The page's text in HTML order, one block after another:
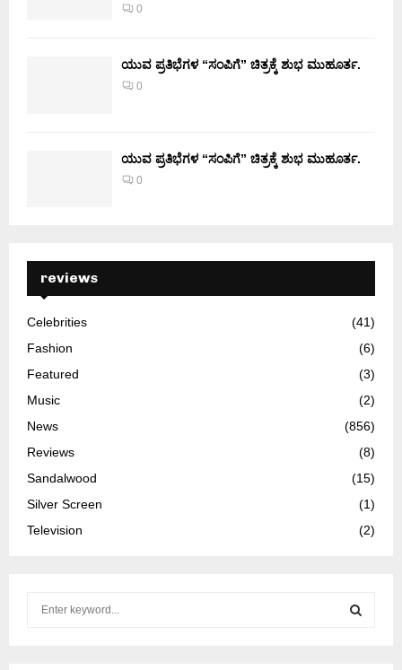
0
ಯುವ ಪ್ರತಿಭೆಗಳ “ಸಂಪಿಗೆ” ಚಿತ್ರಕ್ಕೆ ಶುಭ ಮುಹೂರ್ತ.
0
ಯುವ ಪ್ರತಿಭೆಗಳ “ಸಂಪಿಗೆ” ಚಿತ್ರಕ್ಕೆ ಶುಭ ಮುಹೂರ್ತ.
0
reviews
Celebrities
(41)
Fashion
(6)
Featured
(3)
Music
(2)
News
(856)
Reviews
(8)
Sandalwood
(15)
Silver Screen
(1)
Television
(2)